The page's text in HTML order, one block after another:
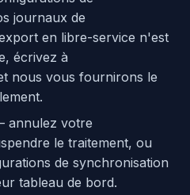
journaux de
en libre-service n'est
écrivez à
nous vous fournirons le
annulez votre
le traitement, ou
de synchronisation
tableau de bord.